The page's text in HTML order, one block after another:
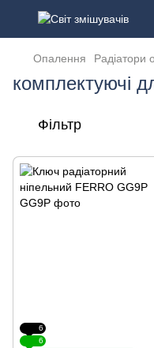
Опалення Радіатори
комплектуючі
Фільтр
6
6